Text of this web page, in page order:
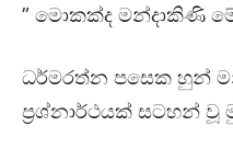
” මොකක්ද මන්දාකිණි
ධර්මරත්න පසෙක හුන්
ප්‍රශ්නාර්ථයක් සටහන්